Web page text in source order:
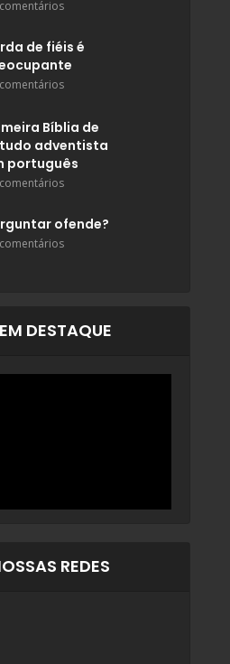
de fiéis é
Bíblia de
adventista
português
ofende?
DESTAQUE
REDES